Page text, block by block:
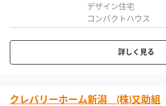
デザイン住宅
コンパクトハウス
詳しく見る
クレバリーホーム新潟 (株)又助組